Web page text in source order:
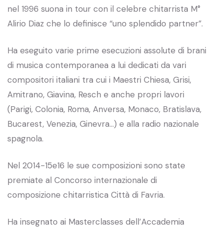
nel 1996 suona in tour con il celebre chitarrista M°
Alirio Diaz che lo definisce “uno splendido partner”.
Ha eseguito varie prime esecuzioni assolute di brani
di musica contemporanea a lui dedicati da vari
compositori italiani tra cui i Maestri Chiesa, Grisi,
Amitrano, Giavina, Resch e anche propri lavori
(Parigi, Colonia, Roma, Anversa, Monaco, Bratislava,
Bucarest, Venezia, Ginevra…) e alla radio nazionale
spagnola.
Nel 2014-15e16 le sue composizioni sono state
premiate al Concorso internazionale di
composizione chitarristica Città di Favria.
Ha insegnato ai Masterclasses dell’Accademia